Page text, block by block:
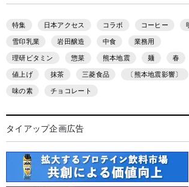
特集 日本アクセス コラボ コーヒー
雪印乳業 岩田醸造 中食 業務用
理研ビタミン 惣菜 熊本地震 麺 春
値上げ 抹茶 三菱食品 〔熊本地震影響〕
味の素 チョコレート
タイアップ企画広告